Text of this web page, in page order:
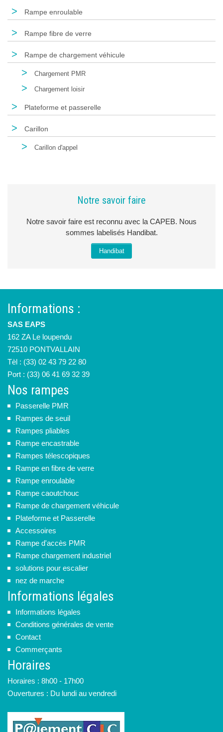
> Rampe enroulable
> Rampe fibre de verre
> Rampe de chargement véhicule
> Chargement PMR
> Chargement loisir
> Plateforme et passerelle
> Carillon
> Carillon d'appel
Notre savoir faire
Notre savoir faire est reconnu avec la CAPEB. Nous
sommes labelisés Handibat.
Handibat
Informations :
SAS EAPS
162 ZA Le loupendu
72510 PONTVALLAIN
Tèl : (33) 02 43 79 22 80
Port : (33) 06 41 69 32 39
Nos rampes
Passerelle PMR
Rampes de seuil
Rampes pliables
Rampe encastrable
Rampes télescopiques
Rampe en fibre de verre
Rampe enroulable
Rampe caoutchouc
Rampe de chargement véhicule
Plateforme et Passerelle
Accessoires
Rampe d'accès PMR
Rampe chargement industriel
solutions pour escalier
nez de marche
Informations légales
Informations légales
Conditions générales de vente
Contact
Commerçants
Horaires
Horaires : 8h00 - 17h00
Ouvertures : Du lundi au vendredi